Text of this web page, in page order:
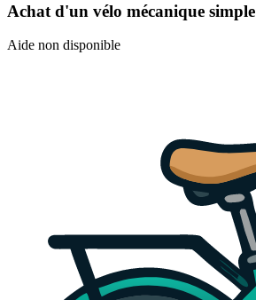
Achat d'un vélo mécanique simple
Aide non disponible